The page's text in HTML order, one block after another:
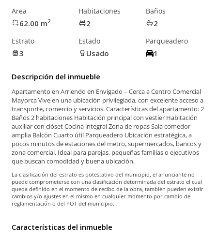
Area
62.00 m2
Habitaciones
2
Baños
2
Estrato
3
Estado
Usado
Parqueadero
1
Descripción del inmueble
Apartamento en Arriendo en Envigado – Cerca a Centro Comercial
Mayorca Vive en una ubicación privilegiada, con excelente acceso a
transporte, comercio y servicios. Características del apartamento: 2
Baños 2 habitaciones Habitación principal con vestier Habitación
auxiliar con clóset Cocina integral Zona de ropas Sala comedor
amplia Balcón Cuarto útil Parqueadero Ubicación estratégica, a
pocos minutos de estaciones del metro, supermercados, bancos y
zona comercial. Ideal para parejas, pequeñas familias o ejecutivos
que buscan comodidad y buena ubicación.
La clasificación del estrato es potestativo del municipio, el anunciante no
puede comprometerse con una clasificación determinada del estrato el cual
queda definido en el momento de recibo de la obra, también pueden existir
cambios y/o ajustes en el mismo en cualquier momento por cambio de
reglamentación o del POT del municipio.
Características del inmueble